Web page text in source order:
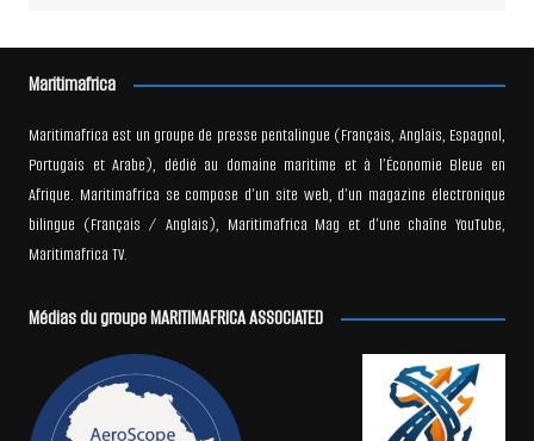
Maritimafrica
Maritimafrica est un groupe de presse pentalingue (Français, Anglais, Espagnol,
Portugais et Arabe), dédié au domaine maritime et à l’Économie Bleue en
Afrique. Maritimafrica se compose d’un site web, d’un magazine électronique
bilingue (Français / Anglais), Maritimafrica Mag et d’une chaîne YouTube,
Maritimafrica TV.
Médias du groupe MARITIMAFRICA ASSOCIATED